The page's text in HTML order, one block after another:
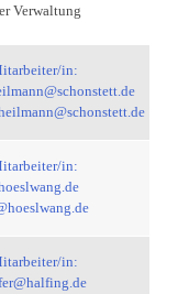
Verwaltung